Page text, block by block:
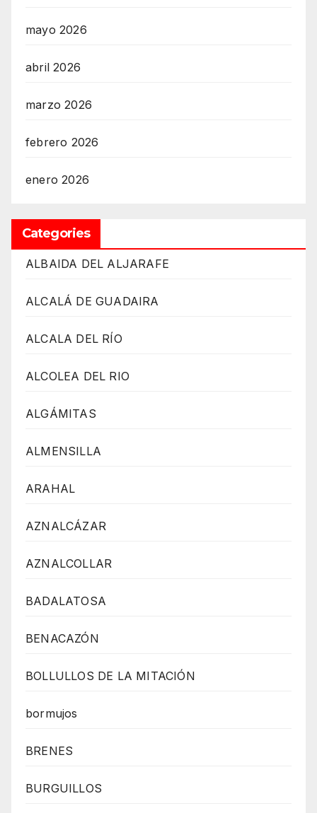
mayo 2026
abril 2026
marzo 2026
febrero 2026
enero 2026
Categories
ALBAIDA DEL ALJARAFE
ALCALÁ DE GUADAIRA
ALCALA DEL RÍO
ALCOLEA DEL RIO
ALGÁMITAS
ALMENSILLA
ARAHAL
AZNALCÁZAR
AZNALCOLLAR
BADALATOSA
BENACAZÓN
BOLLULLOS DE LA MITACIÓN
bormujos
BRENES
BURGUILLOS